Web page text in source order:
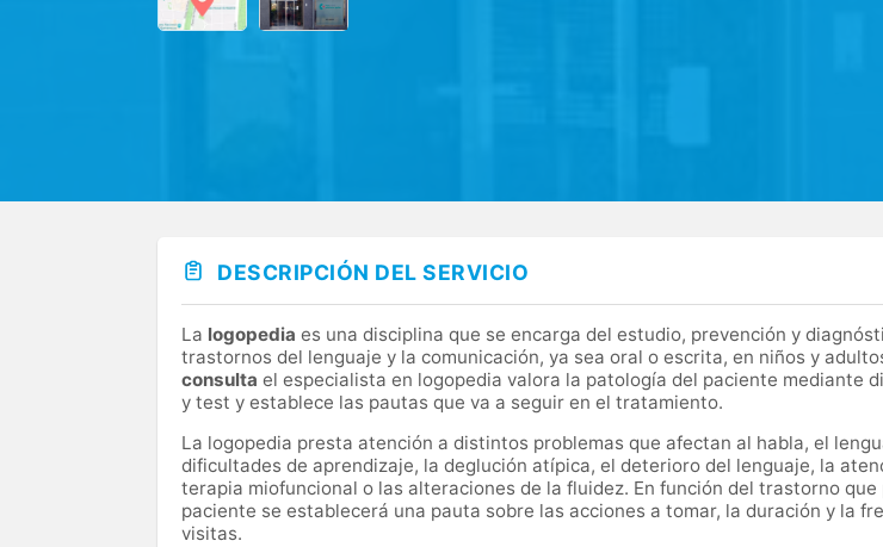
DESCRIPCIÓN DEL SERVICIO
La logopedia es una disciplina que se encarga del estudio, prevención y
trastornos del lenguaje y la comunicación, ya sea oral o escrita, en niños y
consulta el especialista en logopedia valora la patología del paciente mediante
y test y establece las pautas que va a seguir en el tratamiento.
La logopedia presta atención a distintos problemas que afectan al habla, el
dificultades de aprendizaje, la deglución atípica, el deterioro del lenguaje, la
terapia miofuncional o las alteraciones de la fluidez. En función del trastorno que
paciente se establecerá una pauta sobre las acciones a tomar, la duración y la
visitas.